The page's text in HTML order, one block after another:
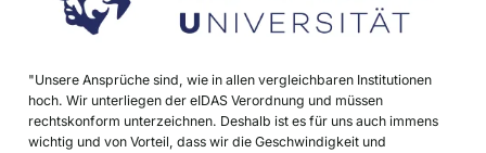
"Unsere Ansprüche sind, wie in allen vergleichbaren Institutionen
hoch. Wir unterliegen der eIDAS Verordnung und müssen
rechtskonform unterzeichnen. Deshalb ist es für uns auch immens
wichtig und von Vorteil, dass wir die Geschwindigkeit und